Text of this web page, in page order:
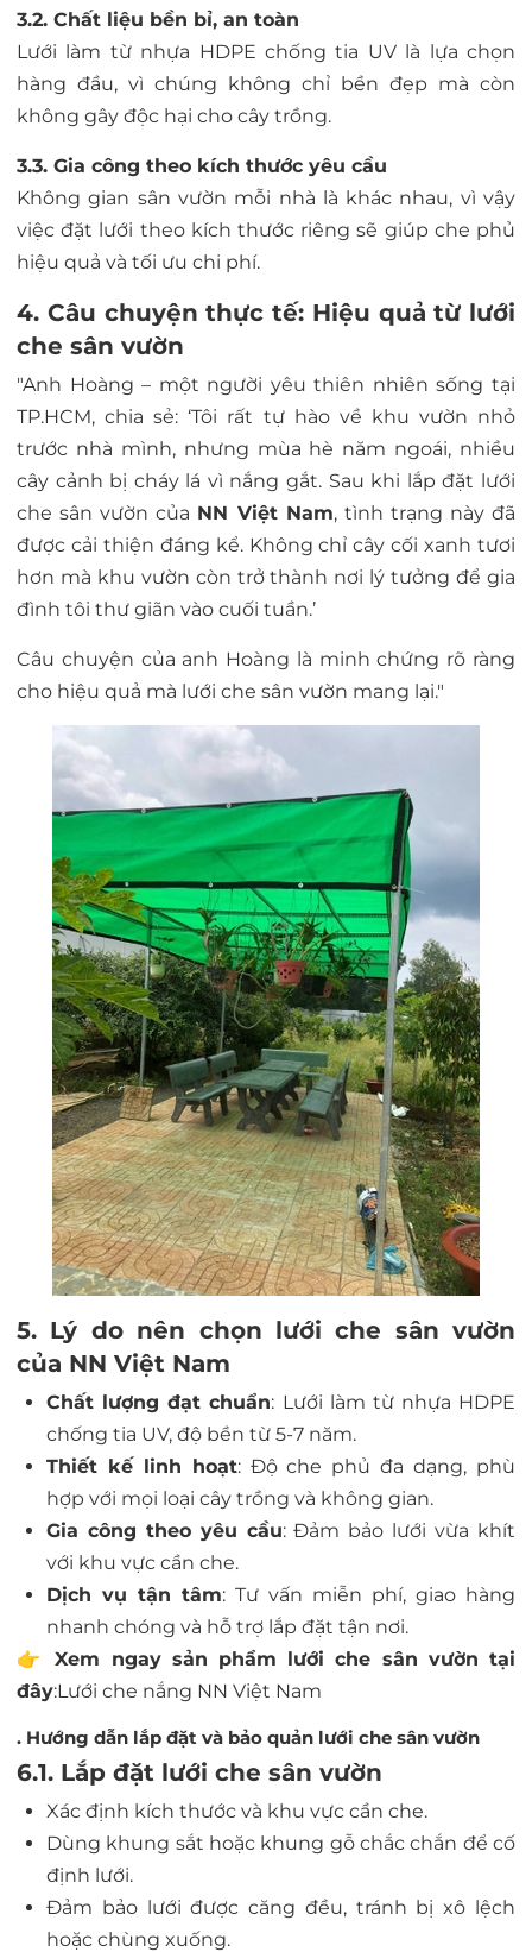
3.2. Chất liệu bền bỉ, an toàn
Lưới làm từ nhựa HDPE chống tia UV là lựa chọn
hàng đầu, vì chúng không chỉ bền đẹp mà còn
không gây độc hại cho cây trồng.
3.3. Gia công theo kích thước yêu cầu
Không gian sân vườn mỗi nhà là khác nhau, vì vậy
việc đặt lưới theo kích thước riêng sẽ giúp che phủ
hiệu quả và tối ưu chi phí.
4. Câu chuyện thực tế: Hiệu quả từ lưới
che sân vườn
"Anh Hoàng – một người yêu thiên nhiên sống tại
TP.HCM, chia sẻ: ‘Tôi rất tự hào về khu vườn nhỏ
trước nhà mình, nhưng mùa hè năm ngoái, nhiều
cây cảnh bị cháy lá vì nắng gắt. Sau khi lắp đặt lưới
che sân vườn của NN Việt Nam, tình trạng này đã
được cải thiện đáng kể. Không chỉ cây cối xanh tươi
hơn mà khu vườn còn trở thành nơi lý tưởng để gia
đình tôi thư giãn vào cuối tuần.’
Câu chuyện của anh Hoàng là minh chứng rõ ràng
cho hiệu quả mà lưới che sân vườn mang lại."
5. Lý do nên chọn lưới che sân vườn
của NN Việt Nam
Chất lượng đạt chuẩn: Lưới làm từ nhựa HDPE
chống tia UV, độ bền từ 5-7 năm.
Thiết kế linh hoạt: Độ che phủ đa dạng, phù
hợp với mọi loại cây trồng và không gian.
Gia công theo yêu cầu: Đảm bảo lưới vừa khít
với khu vực cần che.
Dịch vụ tận tâm: Tư vấn miễn phí, giao hàng
nhanh chóng và hỗ trợ lắp đặt tận nơi.
👉Xem ngay sản phẩm lưới che sân vườn tại
đây:Lưới che nắng NN Việt Nam
. Hướng dẫn lắp đặt và bảo quản lưới che sân vườn
6.1. Lắp đặt lưới che sân vườn
Xác định kích thước và khu vực cần che.
Dùng khung sắt hoặc khung gỗ chắc chắn để cố
định lưới.
Đảm bảo lưới được căng đều, tránh bị xô lệch
hoặc chùng xuống.